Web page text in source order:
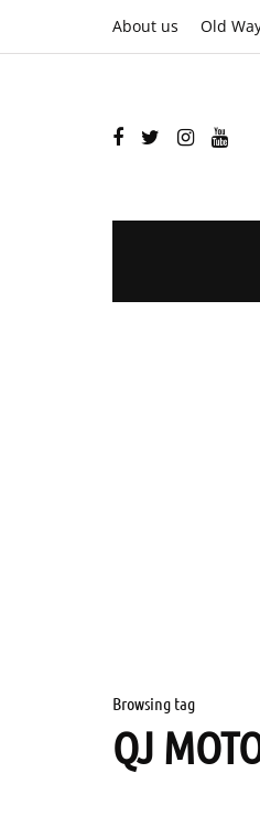
About us Old
Browsing tag
QJ